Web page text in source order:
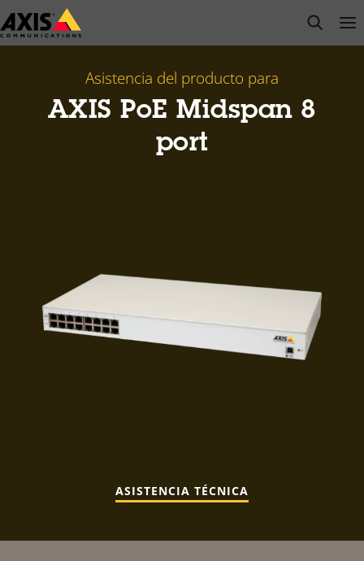
Saltar
al
open
Asistencia del producto para
AXIS PoE Midspan 8
port
ASISTENCIA TÉCNICA